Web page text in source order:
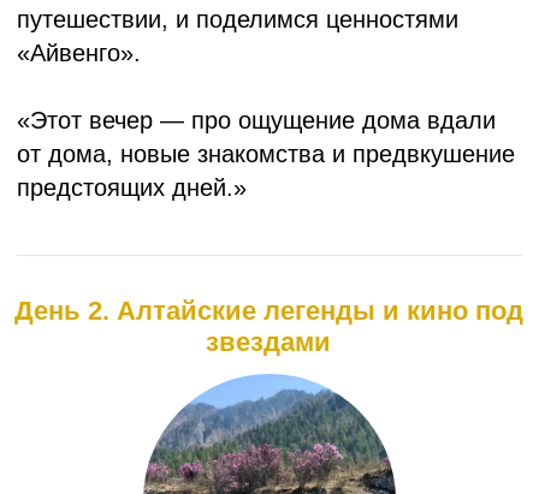
День 4. Финальны аккорд
Заключительное утро мы начнем с легкой
йоги — чтобы плавно настроиться на день.
Завтрак на веранде, последний тост за это
После — свободное время: можно
собраться, спокойно прогуляться
по территории, сделать памятные фото